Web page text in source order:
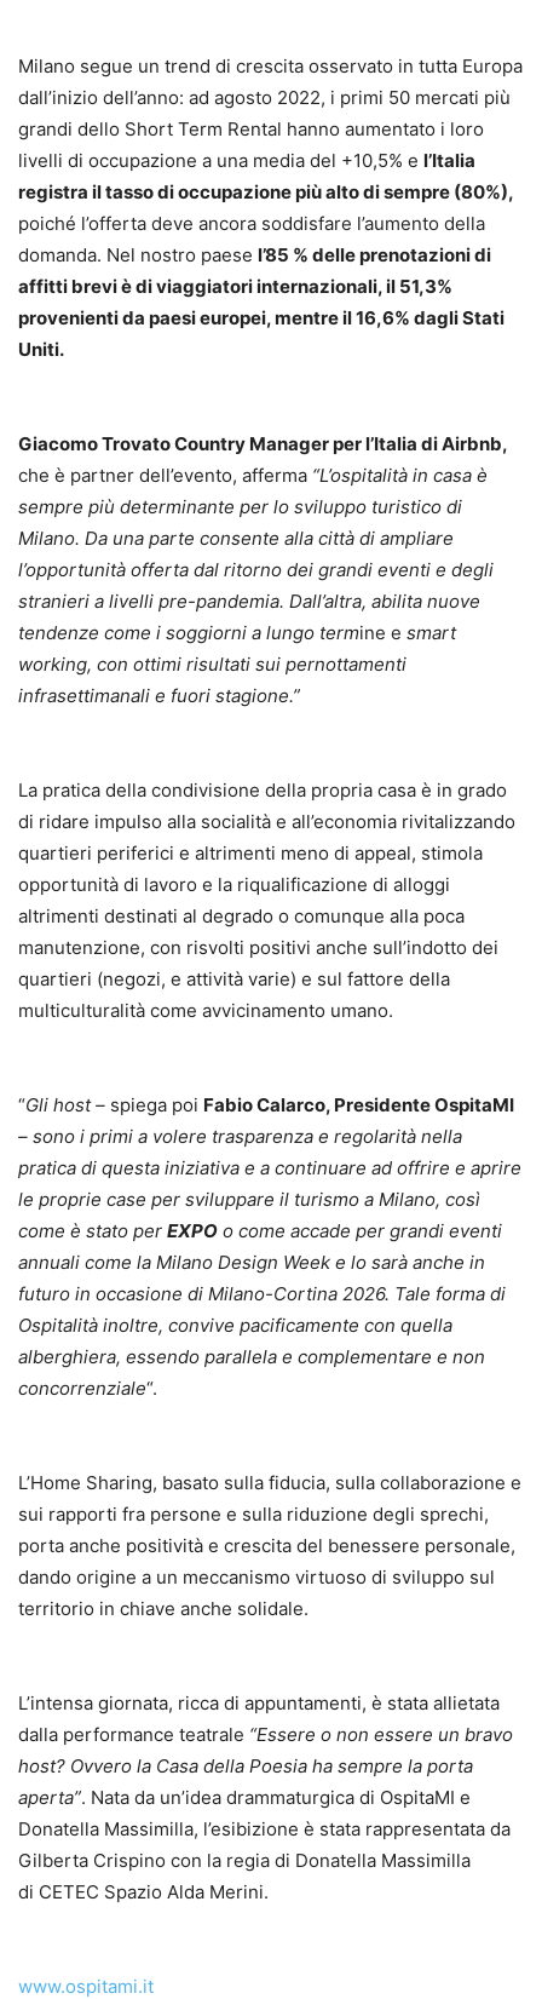
Milano segue un trend di crescita osservato in tutta Europa
dall’inizio dell’anno: ad agosto 2022, i primi 50 mercati più
grandi dello Short Term Rental hanno aumentato i loro
livelli di occupazione a una media del +10,5% e l’Italia
registra il tasso di occupazione più alto di sempre (80%),
poiché l’offerta deve ancora soddisfare l’aumento della
domanda. Nel nostro paese l’85 % delle prenotazioni di
affitti brevi è di viaggiatori internazionali, il 51,3%
provenienti da paesi europei, mentre il 16,6% dagli Stati
Uniti.
Giacomo Trovato Country Manager per l’Italia di Airbnb,
che è partner dell’evento, afferma “L’ospitalità in casa è
sempre più determinante per lo sviluppo turistico di
Milano. Da una parte consente alla città di ampliare
l’opportunità offerta dal ritorno dei grandi eventi e degli
stranieri a livelli pre-pandemia. Dall’altra, abilita nuove
tendenze come i soggiorni a lungo termine e smart
working, con ottimi risultati sui pernottamenti
infrasettimanali e fuori stagione.”
La pratica della condivisione della propria casa è in grado
di ridare impulso alla socialità e all’economia rivitalizzando
quartieri periferici e altrimenti meno di appeal, stimola
opportunità di lavoro e la riqualificazione di alloggi
altrimenti destinati al degrado o comunque alla poca
manutenzione, con risvolti positivi anche sull’indotto dei
quartieri (negozi, e attività varie) e sul fattore della
multiculturalità come avvicinamento umano.
“Gli host – spiega poi Fabio Calarco, Presidente OspitaMI
– sono i primi a volere trasparenza e regolarità nella
pratica di questa iniziativa e a continuare ad offrire e aprire
le proprie case per sviluppare il turismo a Milano, così
come è stato per EXPO o come accade per grandi eventi
annuali come la Milano Design Week e lo sarà anche in
futuro in occasione di Milano-Cortina 2026. Tale forma di
Ospitalità inoltre, convive pacificamente con quella
alberghiera, essendo parallela e complementare e non
concorrenziale“.
L’Home Sharing, basato sulla fiducia, sulla collaborazione e
sui rapporti fra persone e sulla riduzione degli sprechi,
porta anche positività e crescita del benessere personale,
dando origine a un meccanismo virtuoso di sviluppo sul
territorio in chiave anche solidale.
L’intensa giornata, ricca di appuntamenti, è stata allietata
dalla performance teatrale “Essere o non essere un bravo
host? Ovvero la Casa della Poesia ha sempre la porta
aperta”. Nata da un’idea drammaturgica di OspitaMI e
Donatella Massimilla, l’esibizione è stata rappresentata da
Gilberta Crispino con la regia di Donatella Massimilla
di CETEC Spazio Alda Merini.
www.ospitami.it